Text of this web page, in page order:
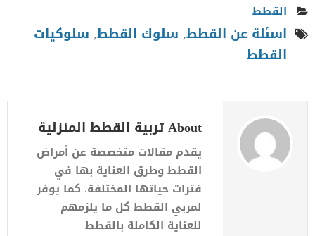
القطط
اسئلة عن القطط, سلوك القطط, سلوكيات
القطط
About تربية القطط المنزلية
يقدم مقالات متخصصة عن أمراض
القطط وطرق العناية بها في
فترات حياتها المختلفة. كما يوفر
لمربي القطط كل ما يلزمهم
للعناية الكاملة بالقطط